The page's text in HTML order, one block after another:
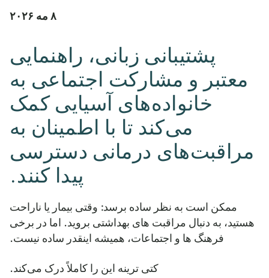
۸ مه ۲۰۲۶
پشتیبانی زبانی، راهنمایی
معتبر و مشارکت اجتماعی به
خانواده‌های آسیایی کمک
می‌کند تا با اطمینان به
مراقبت‌های درمانی دسترسی
پیدا کنند.
ممکن است به نظر ساده برسد: وقتی بیمار یا ناراحت
هستید، به دنبال مراقبت های بهداشتی بروید. اما در برخی
فرهنگ ها و اجتماعات، همیشه اینقدر ساده نیست.
کتی ترینه این را کاملاً درک می‌کند.